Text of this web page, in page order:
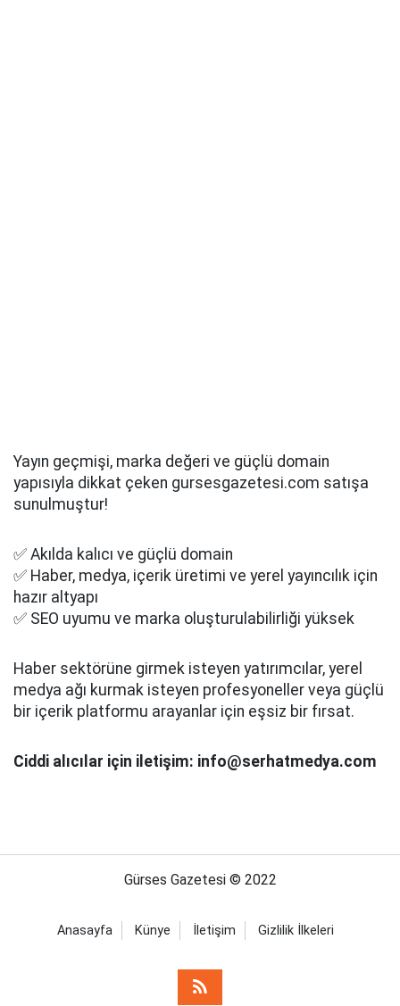
Yayın geçmişi, marka değeri ve güçlü domain
yapısıyla dikkat çeken gursesgazetesi.com satışa
sunulmuştur!
✅ Akılda kalıcı ve güçlü domain
✅ Haber, medya, içerik üretimi ve yerel yayıncılık için
hazır altyapı
✅ SEO uyumu ve marka oluşturulabilirliği yüksek
Haber sektörüne girmek isteyen yatırımcılar, yerel
medya ağı kurmak isteyen profesyoneller veya güçlü
bir içerik platformu arayanlar için eşsiz bir fırsat.
Ciddi alıcılar için iletişim: info@serhatmedya.com
Gürses Gazetesi © 2022
Anasayfa Künye İletişim Gizlilik İlkeleri